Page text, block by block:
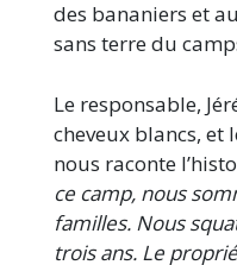
des bananiers et
sans terre du
Le responsable,
cheveux blancs,
nous raconte
ce camp, nous
familles. Nous
trois ans. Le